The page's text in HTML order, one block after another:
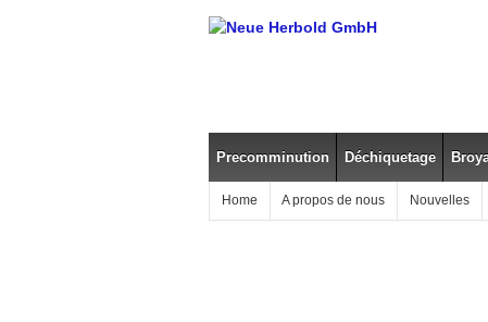
Precomminution Déchiquetage
Home A propos de nous Nouvelles